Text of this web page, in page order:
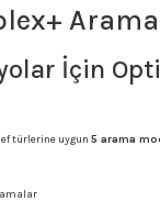
İçin
türlerine uygun 5 arama